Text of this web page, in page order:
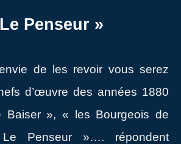
Penseur »
de les revoir vous serez
d’œuvre des années 1880
Baiser », « les Bourgeois de
Penseur »…. répondent